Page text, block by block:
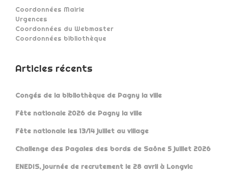
Coordonnées Mairie
Urgences
Coordonnées du Webmaster
Coordonnées bibliothèque
Articles récents
Congés de la bibliothèque de Pagny la ville
Fête nationale 2026 de Pagny la ville
Fête nationale les 13/14 juillet au village
Challenge des Pagaies des bords de Saône 5 juillet 2026
ENEDIS, journée de recrutement le 28 avril à Longvic